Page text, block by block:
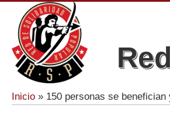
Se encuentra usted aquí
Inicio » 150 personas se